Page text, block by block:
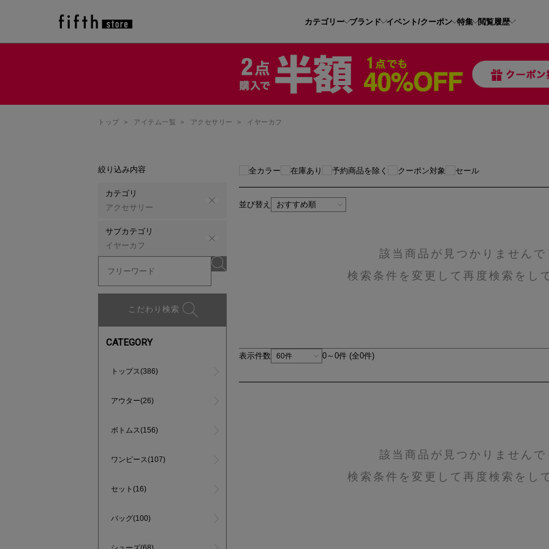
カテゴリー ブランド イベント/クーポン 特集 閲覧履歴
トップ > アイテム一覧 > アクセサリー > イヤーカフ
絞り込み内容
カテゴリ
アクセサリー
サブカテゴリ
イヤーカフ
こだわり検索
CATEGORY
トップス(386)
アウター(26)
ボトムス(156)
ワンピース(107)
セット(16)
バッグ(100)
全カラー 在庫あり 予約商品を除く クーポン対象 セール
並び替え
該当商品が見つかりませんで
検索条件を変更して再度検索をし
表示件数 0～0件 (全0件)
該当商品が見つかりませんで
検索条件を変更して再度検索をし